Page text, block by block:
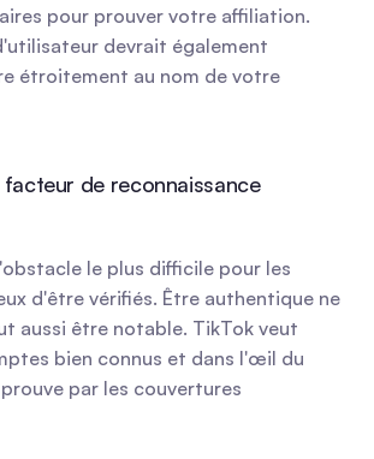
pour prouver votre affiliation.
devrait également
étroitement au nom de votre
de reconnaissance
le plus difficile pour les
d'être vérifiés. Être authentique ne
aussi être notable. TikTok veut
bien connus et dans l'œil du
par les couvertures